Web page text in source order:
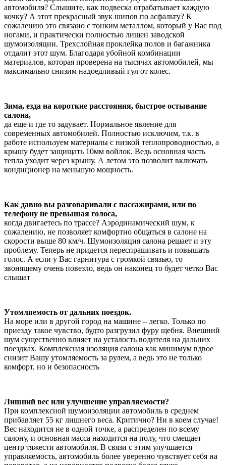
автомобиля? Слышите, как подвеска отрабатывает каждую
кочку? А этот прекрасный звук шипов по асфальту? К
сожалению это связано с тонким металлом, который у Вас под
ногами, и практически полностью лишен заводской
шумоизоляции. Трехслойная проклейка полов и багажника
отдалит этот шум. Благодаря убойной комбинации
материалов, которая проверена на тысячах автомобилей, мы
максимально снизим надоедливый гул от колес.
Зима, езда на короткие расстояния, быстрое остывание
салона,
да еще и где то задувает. Нормальное явление для
современных автомобилей. Полностью исключим, т.к. в
работе используем материалы с низкой теплопроводностью, а
крышу будет защищать 10мм войлок. Ведь основная часть
тепла уходит через крышу. А летом это позволит включать
кондиционер на меньшую мощность.
Как давно вы разговаривали с пассажирами, или по
телефону не превышая голоса,
когда двигаетесь по трассе? Аэродинамический шум, к
сожалению, не позволяет комфортно общаться в салоне на
скорости выше 80 км/ч. Шумоизоляция салона решает и эту
проблему. Теперь не придется переспрашивать и повышать
голос. А если у Вас гарнитура с громкой связью, то
звонящему очень повезло, ведь он наконец то будет четко Вас
слышат
Утомляемость от дальних поездок.
На море или в другой город на машине – легко. Только по
приезду такое чувство, будто разгрузил фуру щебня. Внешний
шум существенно влияет на усталость водителя на дальних
поездках. Комплексная изоляция салона как минимум вдвое
снизит Вашу утомляемость за рулем, а ведь это не только
комфорт, но и безопасность
Лишний вес или улучшение управляемости?
При комплексной шумоизоляции автомобиль в среднем
прибавляет 55 кг лишнего веса. Критично? Ни в коем случае!
Вес находится не в одной точке, а распределен по всему
салону, и основная масса находится на полу, что смещает
центр тяжести автомобиля. В связи с этим улучшается
управляемость, автомобиль более уверенно чувствует себя на